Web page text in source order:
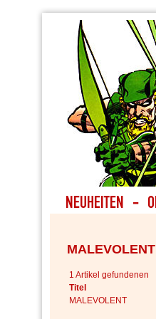
MALEVOLENT
1 Artikel gefundenen
Titel
MALEVOLENT